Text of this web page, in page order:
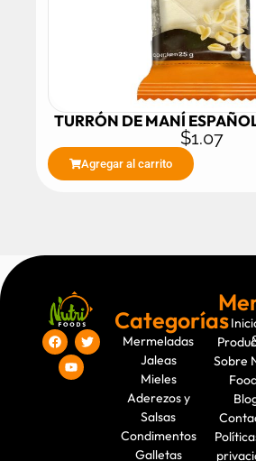
TURRÓN DE MANÍ
$1.07
Agregar al carrito
Categorías
Mermeladas
Jaleas
Mieles
Aderezos y
Salsas
Condimentos
Galletas
Sobre